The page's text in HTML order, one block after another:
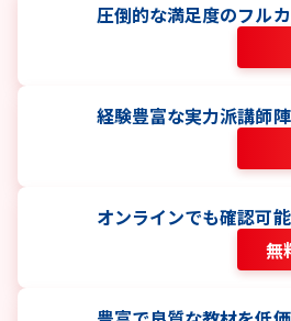
圧倒的な満足度のフル
経験豊富な実力派講師陣
オンラインでも確認可
無